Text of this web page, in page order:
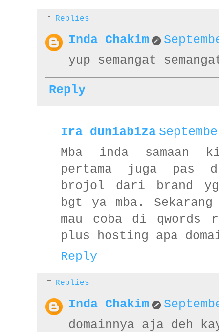
Replies
Inda Chakim
yup semangat
Reply
Ira duniabiza
Mba inda
pertama juga pas
brojol dari brand yg
bgt ya mba.
mau coba di qwords
plus hosting apa
Reply
Replies
Inda Chakim
domainnya aja deh